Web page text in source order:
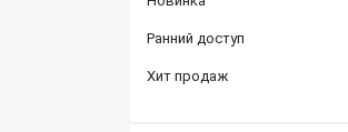
Ранний доступ
Хит продаж